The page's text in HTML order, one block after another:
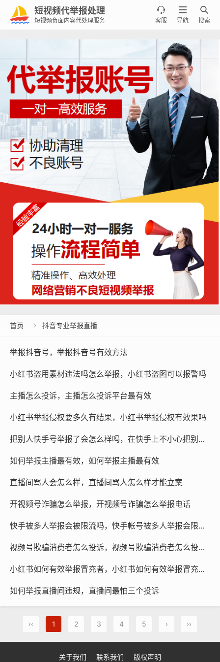
短视频代举报处理
短视频负面内容代处理服务

搜索

导航

客服
首页  抖音专业举报直播
举报抖音号，举报抖音号有效方法
小红书盗用素材违法吗怎么举报，小红书盗图可以报警吗
主播怎么投诉，主播怎么投诉平台最有效
小红书举报侵权要多久有结果，小红书举报侵权有效果吗
把别人快手号举报了会怎么样吗，在快手上不小心把别人举报了怎么办呢
如何举报主播最有效，如何举报主播最有效
直播间骂人会怎么样，直播间骂人怎么样才能立案
开视频号诈骗怎么举报，开视频号诈骗怎么举报电话
快手被多人举报会被限流吗，快手帐号被多人举报会限流吗
视频号欺骗消费者怎么投诉，视频号欺骗消费者怎么投诉电话
小红书如何有效举报冒充者，小红书如何有效举报冒充者违规
如何举报直播间违规，直播间最怕三个投诉
‹‹ 1 2 3 4 5 › ››
关于我们 联系我们 版权声明